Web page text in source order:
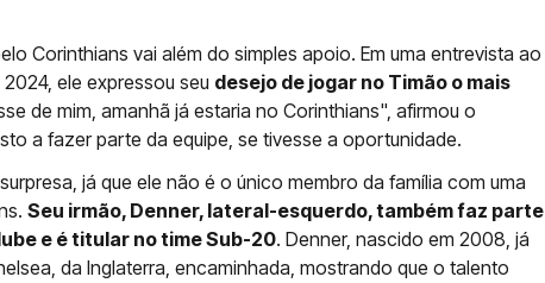
Corinthians vai além do simples apoio. Em uma entrevista ao
ele expressou seu desejo de jogar no Timão o mais
de mim, amanhã já estaria no Corinthians", afirmou o
a fazer parte da equipe, se tivesse a oportunidade.
já que ele não é o único membro da família com uma
Seu irmão, Denner, lateral-esquerdo, também faz parte
e é titular no time Sub-20. Denner, nascido em 2008, já
da Inglaterra, encaminhada, mostrando que o talento